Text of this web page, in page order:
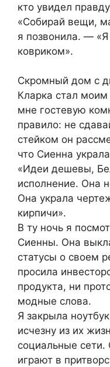
кто увидел
«Собирай вещи,
я позвонила. —
ковриком».
Скромный дом с
Кларка стал
мне гостевую
правило: не
стейком он
что Сиенна
«Идеи дешевы,
исполнение. Она
Она украла
кирпичи».
В ту ночь я
Сиенны. Она
статусы о своем
просила
продукта, ни
модные слова.
Я закрыла
исчезну из их
социальные сети.
играют в